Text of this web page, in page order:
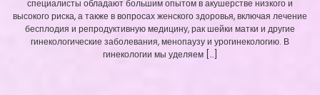
специалисты обладают большим опытом в акушерстве низкого и
высокого риска, а также в вопросах женского здоровья, включая лечение
бесплодия и репродуктивную медицину, рак шейки матки и другие
гинекологические заболевания, менопаузу и урогинекологию. В
гинекологии мы уделяем […]